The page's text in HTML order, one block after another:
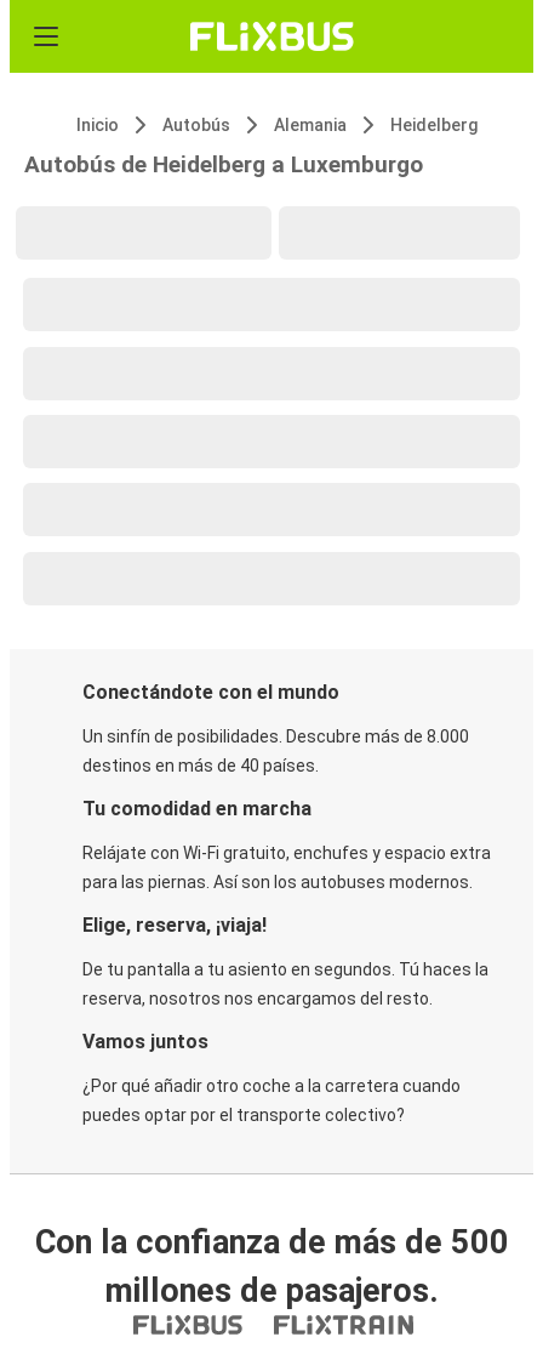
Inicio Autobús Alemania Heidelberg
Autobús de Heidelberg a Luxemburgo
Conectándote con el mundo
Un sinfín de posibilidades. Descubre más de 8.000
destinos en más de 40 países.
Tu comodidad en marcha
Relájate con Wi-Fi gratuito, enchufes y espacio extra
para las piernas. Así son los autobuses modernos.
Elige, reserva, ¡viaja!
De tu pantalla a tu asiento en segundos. Tú haces la
reserva, nosotros nos encargamos del resto.
Vamos juntos
¿Por qué añadir otro coche a la carretera cuando
puedes optar por el transporte colectivo?
Con la confianza de más de 500
millones de pasajeros.